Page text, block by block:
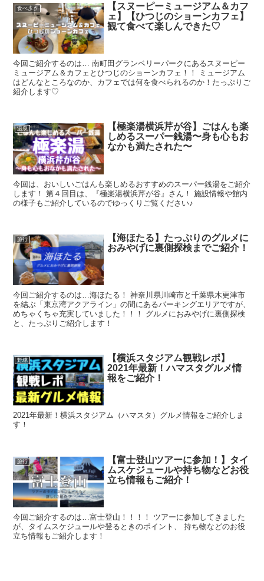
食べ歩き
【スヌーピーミュージアム＆カフ
ェ】【ひつじのショーンカフェ】
観て食べて楽しんできた♡
今回ご紹介するのは… 南町田グランベリーパークにあるスヌーピー
ミュージアム＆カフェとひつじのショーンカフェ！！ ミュージアム
はどんなところなのか、カフェでは何を食べられるのか！たっぷりご
紹介します♡
温泉
【極楽湯横浜芹が谷】ごはんも楽
しめるスーパー銭湯〜身も心もお
なかも満たされた〜
今回は、おいしいごはんも楽しめるおすすめのスーパー銭湯をご紹介
します！ 第４回目は、『極楽湯横浜芹が谷』さん！ 施設情報や館内
の様子もご紹介しているのでゆっくりご覧ください♪
旅行
【海ほたる】たっぷりのグルメに
おみやげに裏側探検までご紹介！
今回ご紹介するのは…海ほたる！ 神奈川県川崎市と千葉県木更津市
を結ぶ「東京湾アクアライン」の間にあるパーキングエリアですが、
めちゃくちゃ充実していました！！！ グルメにおみやげに裏側探検
と、たっぷりご紹介します！
野球
【横浜スタジアム観戦レポ】
2021年最新！ハマスタグルメ情
報をご紹介！
2021年最新！横浜スタジアム（ハマスタ）グルメ情報をご紹介しま
す！
旅行
【富士登山ツアーに参加！】タイ
ムスケジュールや持ち物などお役
立ち情報もご紹介！
今回ご紹介するのは…富士登山！！！！ ツアーに参加してきました
が、タイムスケジュールや登るときのポイント、 持ち物などのお役
立ち情報もご紹介します！